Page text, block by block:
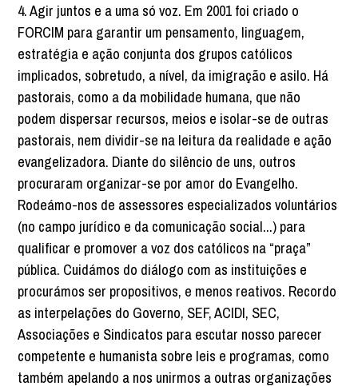
4. Agir juntos e a uma só voz. Em 2001 foi criado o
FORCIM para garantir um pensamento, linguagem,
estratégia e ação conjunta dos grupos católicos
implicados, sobretudo, a nível, da imigração e asilo. Há
pastorais, como a da mobilidade humana, que não
podem dispersar recursos, meios e isolar-se de outras
pastorais, nem dividir-se na leitura da realidade e ação
evangelizadora. Diante do silêncio de uns, outros
procuraram organizar-se por amor do Evangelho.
Rodeámo-nos de assessores especializados voluntários
(no campo jurídico e da comunicação social...) para
qualificar e promover a voz dos católicos na “praça”
pública. Cuidámos do diálogo com as instituições e
procurámos ser propositivos, e menos reativos. Recordo
as interpelações do Governo, SEF, ACIDI, SEC,
Associações e Sindicatos para escutar nosso parecer
competente e humanista sobre leis e programas, como
também apelando a nos unirmos a outras organizações